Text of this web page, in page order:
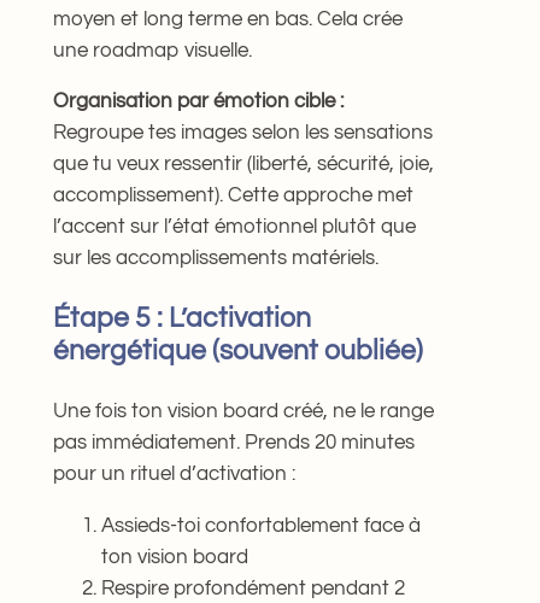
moyen et long terme en bas. Cela crée
une roadmap visuelle.
Organisation par émotion cible :
Regroupe tes images selon les sensations
que tu veux ressentir (liberté, sécurité, joie,
accomplissement). Cette approche met
l’accent sur l’état émotionnel plutôt que
sur les accomplissements matériels.
Étape 5 : L’activation
énergétique (souvent oubliée)
Une fois ton vision board créé, ne le range
pas immédiatement. Prends 20 minutes
pour un rituel d’activation :
Assieds-toi confortablement face à
ton vision board
Respire profondément pendant 2